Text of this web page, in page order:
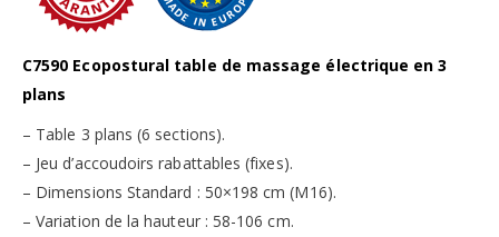
C7590 Ecopostural table de massage électrique en 3
plans
– Table 3 plans (6 sections).
– Jeu d’accoudoirs rabattables (fixes).
– Dimensions Standard : 50×198 cm (M16).
– Variation de la hauteur : 58-106 cm.